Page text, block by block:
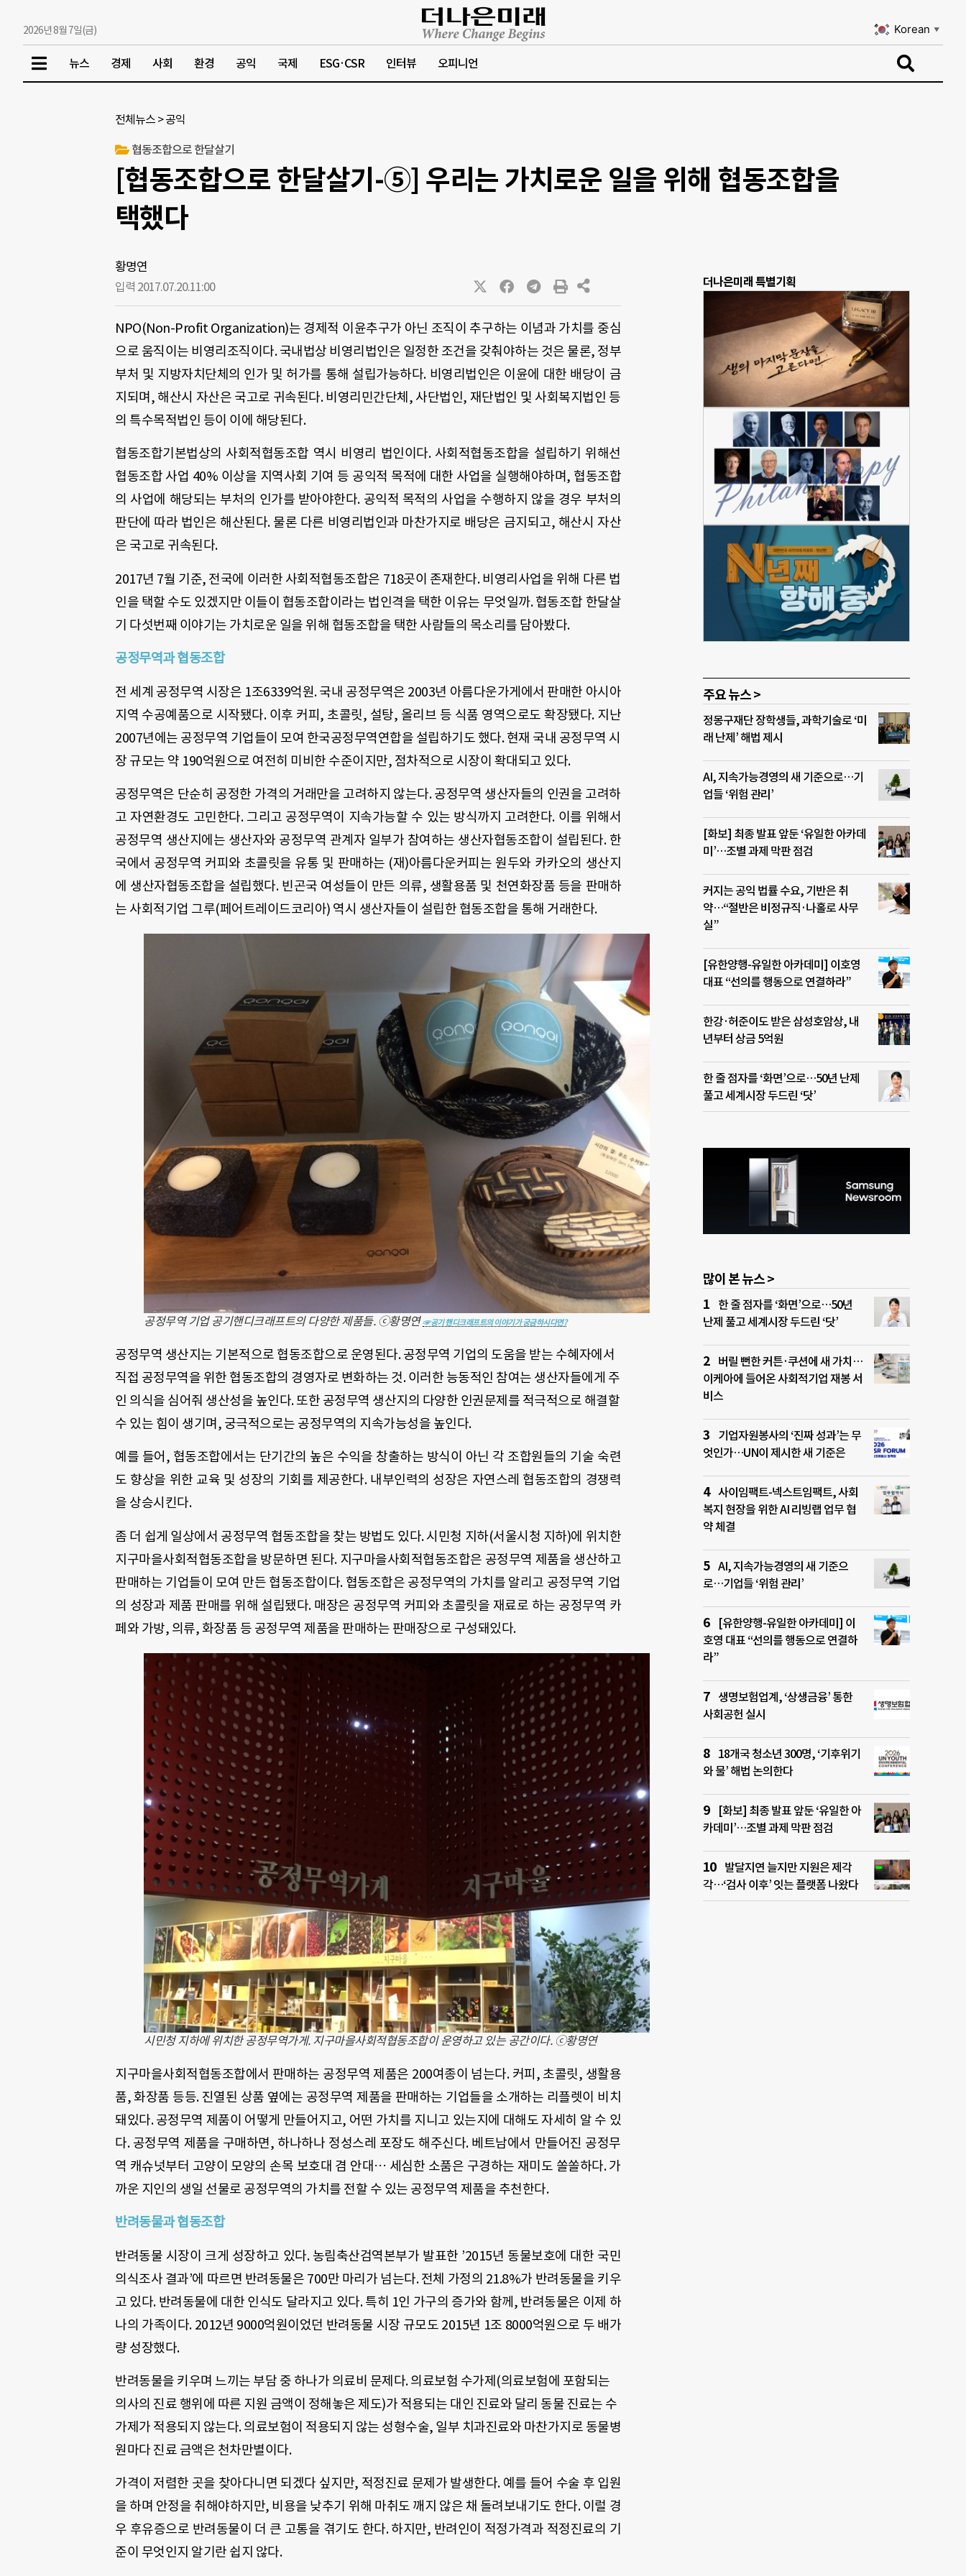
2026년 8월 7일(금) Korean ▼
뉴스 경제 사회 환경 공익 국제 ESG·CSR 인터뷰 오피니언
전체뉴스 >공익
협동조합으로 한달살기
[협동조합으로 한달살기-⑤] 우리는 가치로운 일을 위해 협동조합을
택했다
황명연
입력 2017.07.20.11:00
NPO(Non-Profit Organization)는 경제적 이윤추구가 아닌 조직이 추구하는 이념과 가치를 중심
으로 움직이는 비영리조직이다. 국내법상 비영리법인은 일정한 조건을 갖춰야하는 것은 물론, 정부
부처 및 지방자치단체의 인가 및 허가를 통해 설립가능하다. 비영리법인은 이윤에 대한 배당이 금
지되며, 해산시 자산은 국고로 귀속된다. 비영리민간단체, 사단법인, 재단법인 및 사회복지법인 등
의 특수목적법인 등이 이에 해당된다.
협동조합기본법상의 사회적협동조합 역시 비영리 법인이다. 사회적협동조합을 설립하기 위해선
협동조합 사업 40% 이상을 지역사회 기여 등 공익적 목적에 대한 사업을 실행해야하며, 협동조합
의 사업에 해당되는 부처의 인가를 받아야한다. 공익적 목적의 사업을 수행하지 않을 경우 부처의
판단에 따라 법인은 해산된다. 물론 다른 비영리법인과 마찬가지로 배당은 금지되고, 해산시 자산
은 국고로 귀속된다.
2017년 7월 기준, 전국에 이러한 사회적협동조합은 718곳이 존재한다. 비영리사업을 위해 다른 법
인을 택할 수도 있겠지만 이들이 협동조합이라는 법인격을 택한 이유는 무엇일까. 협동조합 한달살
기 다섯번째 이야기는 가치로운 일을 위해 협동조합을 택한 사람들의 목소리를 담아봤다.
공정무역과 협동조합
전 세계 공정무역 시장은 1조6339억원. 국내 공정무역은 2003년 아름다운가게에서 판매한 아시아
지역 수공예품으로 시작됐다. 이후 커피, 초콜릿, 설탕, 올리브 등 식품 영역으로도 확장됐다. 지난
2007년에는 공정무역 기업들이 모여 한국공정무역연합을 설립하기도 했다. 현재 국내 공정무역 시
장 규모는 약 190억원으로 여전히 미비한 수준이지만, 점차적으로 시장이 확대되고 있다.
공정무역은 단순히 공정한 가격의 거래만을 고려하지 않는다. 공정무역 생산자들의 인권을 고려하
고 자연환경도 고민한다. 그리고 공정무역이 지속가능할 수 있는 방식까지 고려한다. 이를 위해서
공정무역 생산지에는 생산자와 공정무역 관계자 일부가 참여하는 생산자협동조합이 설립된다. 한
국에서 공정무역 커피와 초콜릿을 유통 및 판매하는 (재)아름다운커피는 원두와 카카오의 생산지
에 생산자협동조합을 설립했다. 빈곤국 여성들이 만든 의류, 생활용품 및 천연화장품 등을 판매하
는 사회적기업 그루(페어트레이드코리아) 역시 생산자들이 설립한 협동조합을 통해 거래한다.
공정무역 기업 공기핸디크래프트의 다양한 제품들. ⓒ황명연 ☞공기 핸디크래프트의 이야기가 궁금하시다면?
공정무역 생산지는 기본적으로 협동조합으로 운영된다. 공정무역 기업의 도움을 받는 수혜자에서
직접 공정무역을 위한 협동조합의 경영자로 변화하는 것. 이러한 능동적인 참여는 생산자들에게 주
인 의식을 심어줘 생산성을 높인다. 또한 공정무역 생산지의 다양한 인권문제를 적극적으로 해결할
수 있는 힘이 생기며, 궁극적으로는 공정무역의 지속가능성을 높인다.
예를 들어, 협동조합에서는 단기간의 높은 수익을 창출하는 방식이 아닌 각 조합원들의 기술 숙련
도 향상을 위한 교육 및 성장의 기회를 제공한다. 내부인력의 성장은 자연스레 협동조합의 경쟁력
을 상승시킨다.
좀 더 쉽게 일상에서 공정무역 협동조합을 찾는 방법도 있다. 시민청 지하(서울시청 지하)에 위치한
지구마을사회적협동조합을 방문하면 된다. 지구마을사회적협동조합은 공정무역 제품을 생산하고
판매하는 기업들이 모여 만든 협동조합이다. 협동조합은 공정무역의 가치를 알리고 공정무역 기업
의 성장과 제품 판매를 위해 설립됐다. 매장은 공정무역 커피와 초콜릿을 재료로 하는 공정무역 카
페와 가방, 의류, 화장품 등 공정무역 제품을 판매하는 판매장으로 구성돼있다.
시민청 지하에 위치한 공정무역가게. 지구마을사회적협동조합이 운영하고 있는 공간이다. ⓒ황명연
지구마을사회적협동조합에서 판매하는 공정무역 제품은 200여종이 넘는다. 커피, 초콜릿, 생활용
품, 화장품 등등. 진열된 상품 옆에는 공정무역 제품을 판매하는 기업들을 소개하는 리플렛이 비치
돼있다. 공정무역 제품이 어떻게 만들어지고, 어떤 가치를 지니고 있는지에 대해도 자세히 알 수 있
다. 공정무역 제품을 구매하면, 하나하나 정성스레 포장도 해주신다. 베트남에서 만들어진 공정무
역 캐슈넛부터 고양이 모양의 손목 보호대 겸 안대… 세심한 소품은 구경하는 재미도 쏠쏠하다. 가
까운 지인의 생일 선물로 공정무역의 가치를 전할 수 있는 공정무역 제품을 추천한다.
반려동물과 협동조합
반려동물 시장이 크게 성장하고 있다. 농림축산검역본부가 발표한 ’2015년 동물보호에 대한 국민
의식조사 결과’에 따르면 반려동물은 700만 마리가 넘는다. 전체 가정의 21.8%가 반려동물을 키우
고 있다. 반려동물에 대한 인식도 달라지고 있다. 특히 1인 가구의 증가와 함께, 반려동물은 이제 하
나의 가족이다. 2012년 9000억원이었던 반려동물 시장 규모도 2015년 1조 8000억원으로 두 배가
량 성장했다.
반려동물을 키우며 느끼는 부담 중 하나가 의료비 문제다. 의료보험 수가제(의료보험에 포함되는
의사의 진료 행위에 따른 지원 금액이 정해놓은 제도)가 적용되는 대인 진료와 달리 동물 진료는 수
가제가 적용되지 않는다. 의료보험이 적용되지 않는 성형수술, 일부 치과진료와 마찬가지로 동물병
원마다 진료 금액은 천차만별이다.
가격이 저렴한 곳을 찾아다니면 되겠다 싶지만, 적정진료 문제가 발생한다. 예를 들어 수술 후 입원
을 하며 안정을 취해야하지만, 비용을 낮추기 위해 마취도 깨지 않은 채 돌려보내기도 한다. 이럴 경
우 후유증으로 반려동물이 더 큰 고통을 겪기도 한다. 하지만, 반려인이 적정가격과 적정진료의 기
준이 무엇인지 알기란 쉽지 않다.
더나은미래 특별기획
주요 뉴스 >
정몽구재단 장학생들, 과학기술로 ‘미
래 난제’ 해법 제시
AI, 지속가능경영의 새 기준으로…기
업들 ‘위험 관리’
[화보] 최종 발표 앞둔 ‘유일한 아카데
미’…조별 과제 막판 점검
커지는 공익 법률 수요, 기반은 취
약…“절반은 비정규직·나홀로 사무
실”
[유한양행-유일한 아카데미] 이호영
대표 “선의를 행동으로 연결하라”
한강·허준이도 받은 삼성호암상, 내
년부터 상금 5억원
한 줄 점자를 ‘화면’으로…50년 난제
풀고 세계시장 두드린 ‘닷’
많이 본 뉴스 >
한 줄 점자를 ‘화면’으로…50년
난제 풀고 세계시장 두드린 ‘닷’
버릴 뻔한 커튼·쿠션에 새 가치…
이케아에 들어온 사회적기업 재봉 서
비스
기업자원봉사의 ‘진짜 성과’는 무
엇인가…UN이 제시한 새 기준은
사이임팩트-넥스트임팩트, 사회
복지 현장을 위한 AI 리빙랩 업무 협
약 체결
AI, 지속가능경영의 새 기준으
로…기업들 ‘위험 관리’
[유한양행-유일한 아카데미] 이
호영 대표 “선의를 행동으로 연결하
라”
생명보험업계, ‘상생금융’ 통한
사회공헌 실시
18개국 청소년 300명, ‘기후위기
와 물’ 해법 논의한다
[화보] 최종 발표 앞둔 ‘유일한 아
카데미’…조별 과제 막판 점검
발달지연 늘지만 지원은 제각
각…‘검사 이후’ 잇는 플랫폼 나왔다